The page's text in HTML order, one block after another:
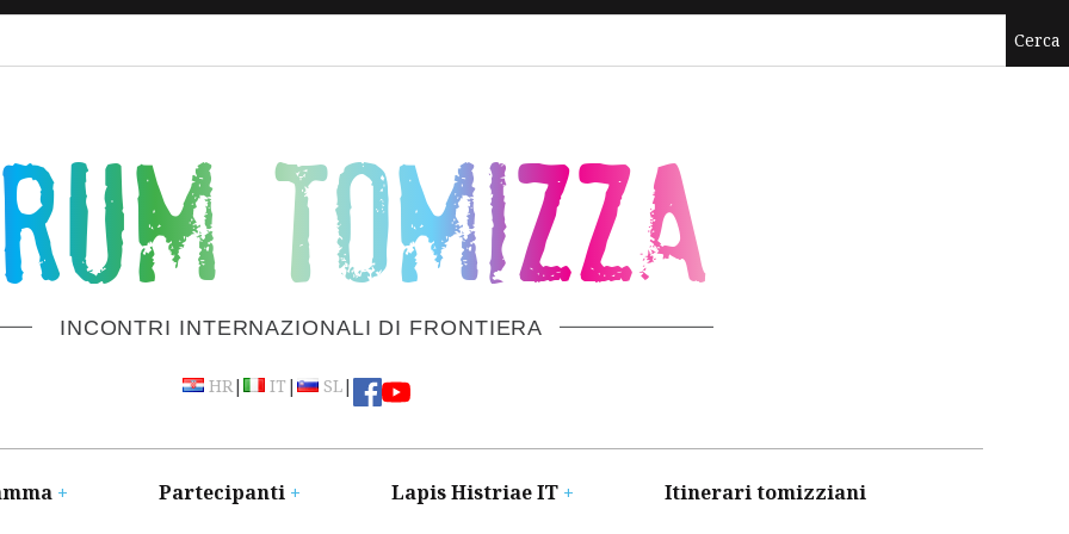
TOMIZZA
INCONTRI INTERNAZIONALI DI FRONTIERA
HR| IT | SL|
Partecipanti Lapis Histriae IT Itinerari tomizziani